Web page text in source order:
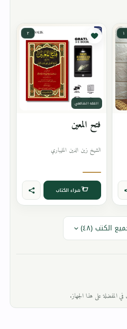
١ ٢
الفقه الشافعي
فتح المعين
الشيخ زين الدين المليباري
شراء الكتاب
الكتب (٤٨)
المفضلة على هذا الجهاز.